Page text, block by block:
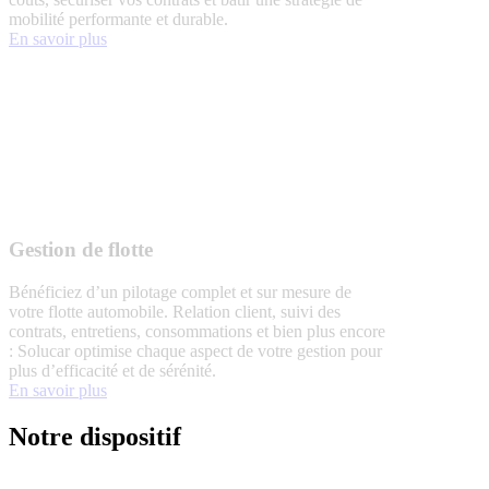
mobilité performante et durable.
En savoir plus
Gestion de flotte
Bénéficiez d’un pilotage complet et sur mesure de
votre flotte automobile. Relation client, suivi des
contrats, entretiens, consommations et bien plus encore
: Solucar optimise chaque aspect de votre gestion pour
plus d’efficacité et de sérénité.
En savoir plus
Notre dispositif